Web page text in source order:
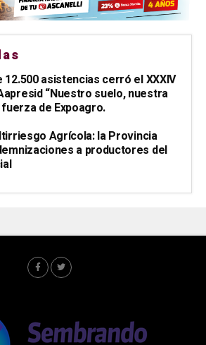
12.500 asistencias cerró el XXXIV
“Nuestro suelo, nuestra
de Expoagro.
Agrícola: la Provincia
a productores del